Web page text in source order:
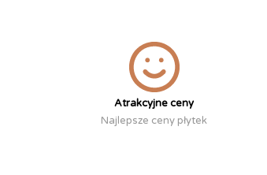
Atrakcyjne ceny
Najlepsze ceny płytek